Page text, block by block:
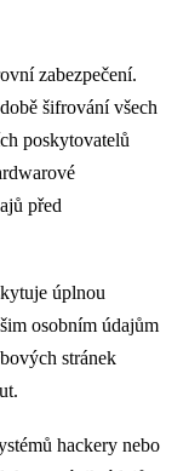
zabezpečení.
šifrování všech
poskytovatelů
před
úplnou
osobním údajům
stránek
hackery nebo